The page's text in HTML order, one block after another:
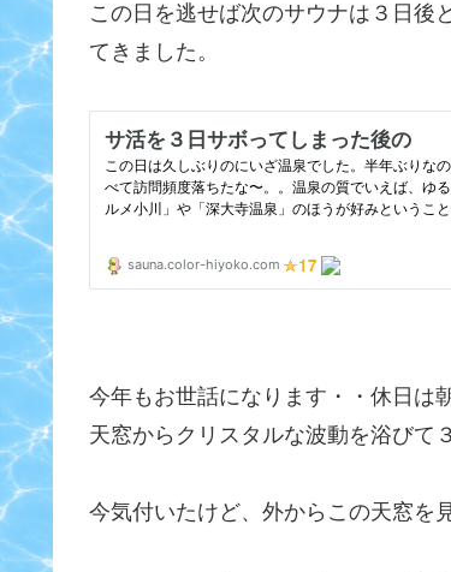
この日を逃せば次のサウナは３日後
てきました。
今年もお世話になります・・休日は
天窓からクリスタルな波動を浴びて
今気付いたけど、外からこの天窓を